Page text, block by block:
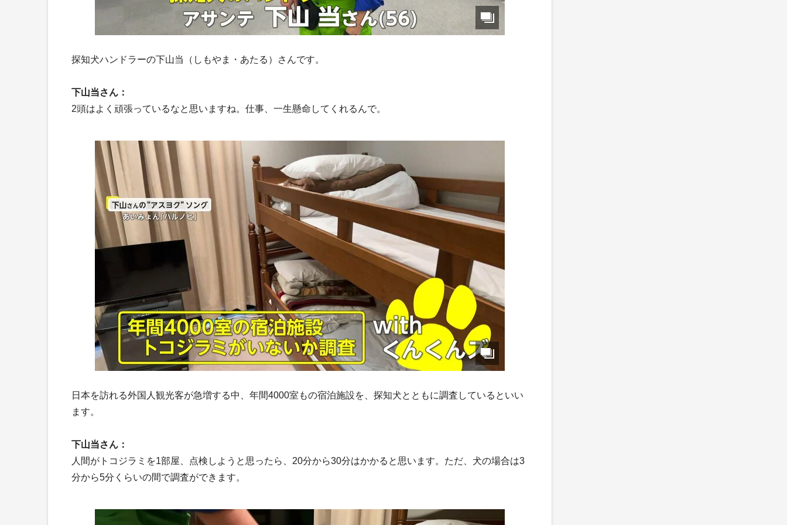
探知犬ハンドラーの下山当（しもやま・あたる）さんです。
下山当さん：
2頭はよく頑張っているなと思いますね。仕事、一生懸命してくれるんで。
日本を訪れる外国人観光客が急増する中、年間4000室もの宿泊施設を、探知犬とともに調査しているといい
ます。
下山当さん：
人間がトコジラミを1部屋、点検しようと思ったら、20分から30分はかかると思います。ただ、犬の場合は3
分から5分くらいの間で調査ができます。